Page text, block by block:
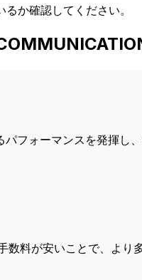
か確認してください。
パフォーマンスを発揮し
料が安いことで、より